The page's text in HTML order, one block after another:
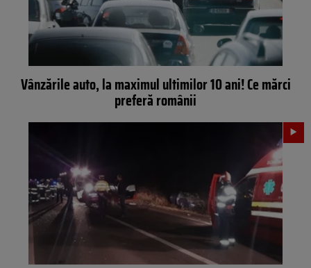
Vânzările auto, la maximul ultimilor 10 ani! Ce mărci
preferă românii